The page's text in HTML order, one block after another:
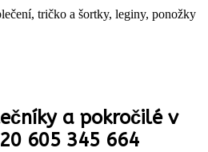
tričko a šortky, leginy, ponožky
a pokročilé v
605 345 664